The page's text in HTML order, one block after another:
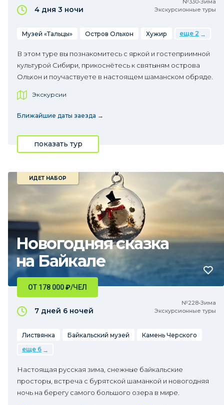
№330•Зима
Экскурсионные туры
4 дня 3 ночи
Музей «Тальцы» Остров Ольхон Хужир еще 2
В этом туре вы познакомитесь с яркой и гостеприимной
культурой Сибири, прикоснётесь к святыням острова
Ольхон и поучаствуете в настоящем шаманском обряде.
Экскурсии
Ближайшие даты заезда →
показать тур
Новогодняя сказка
на Байкале
ИДЕТ НАБОР
№228•Зима
Экскурсионные туры
ОТ 178 000₽/ЧЕЛ
7 дней 6 ночей
Листвянка Байкальский музей
Камень Черского
еще 6
Настоящая русская зима, снежные байкальские
просторы, встреча с бурятской шаманкой и новогодняя
ночь на берегу самого большого озера в мире.